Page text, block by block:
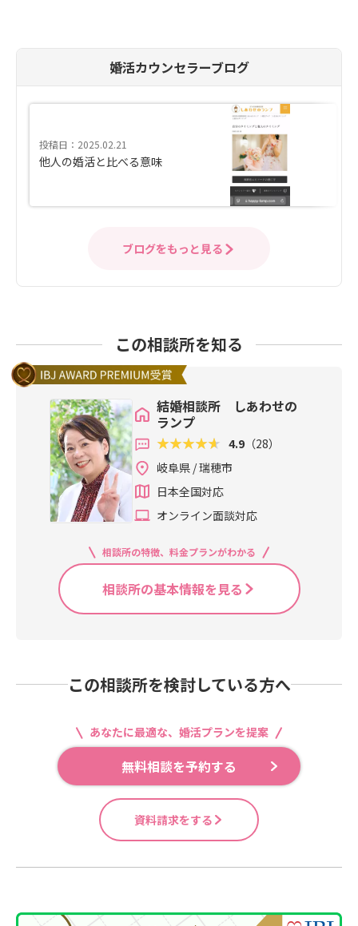
婚活カウンセラーブログ
投稿日：2025.02.21
他人の婚活と比べる意味
ブログをもっと見る
この相談所を知る
結婚相談所 しあわせの
ランプ
4.9 （28）
岐阜県 / 瑞穂市
日本全国対応
オンライン面談対応
相談所の特徴、料金プランがわかる
相談所の基本情報を見る
この相談所を検討している方へ
あなたに最適な、婚活プランを提案
無料相談を予約する
資料請求をする